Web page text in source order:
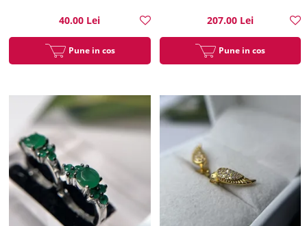
40.00 Lei
Pune in cos
207.00 Lei
Pune in cos